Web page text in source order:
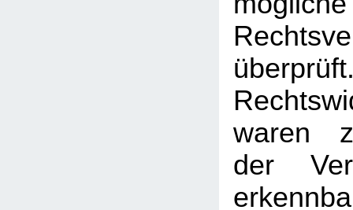
waren
der